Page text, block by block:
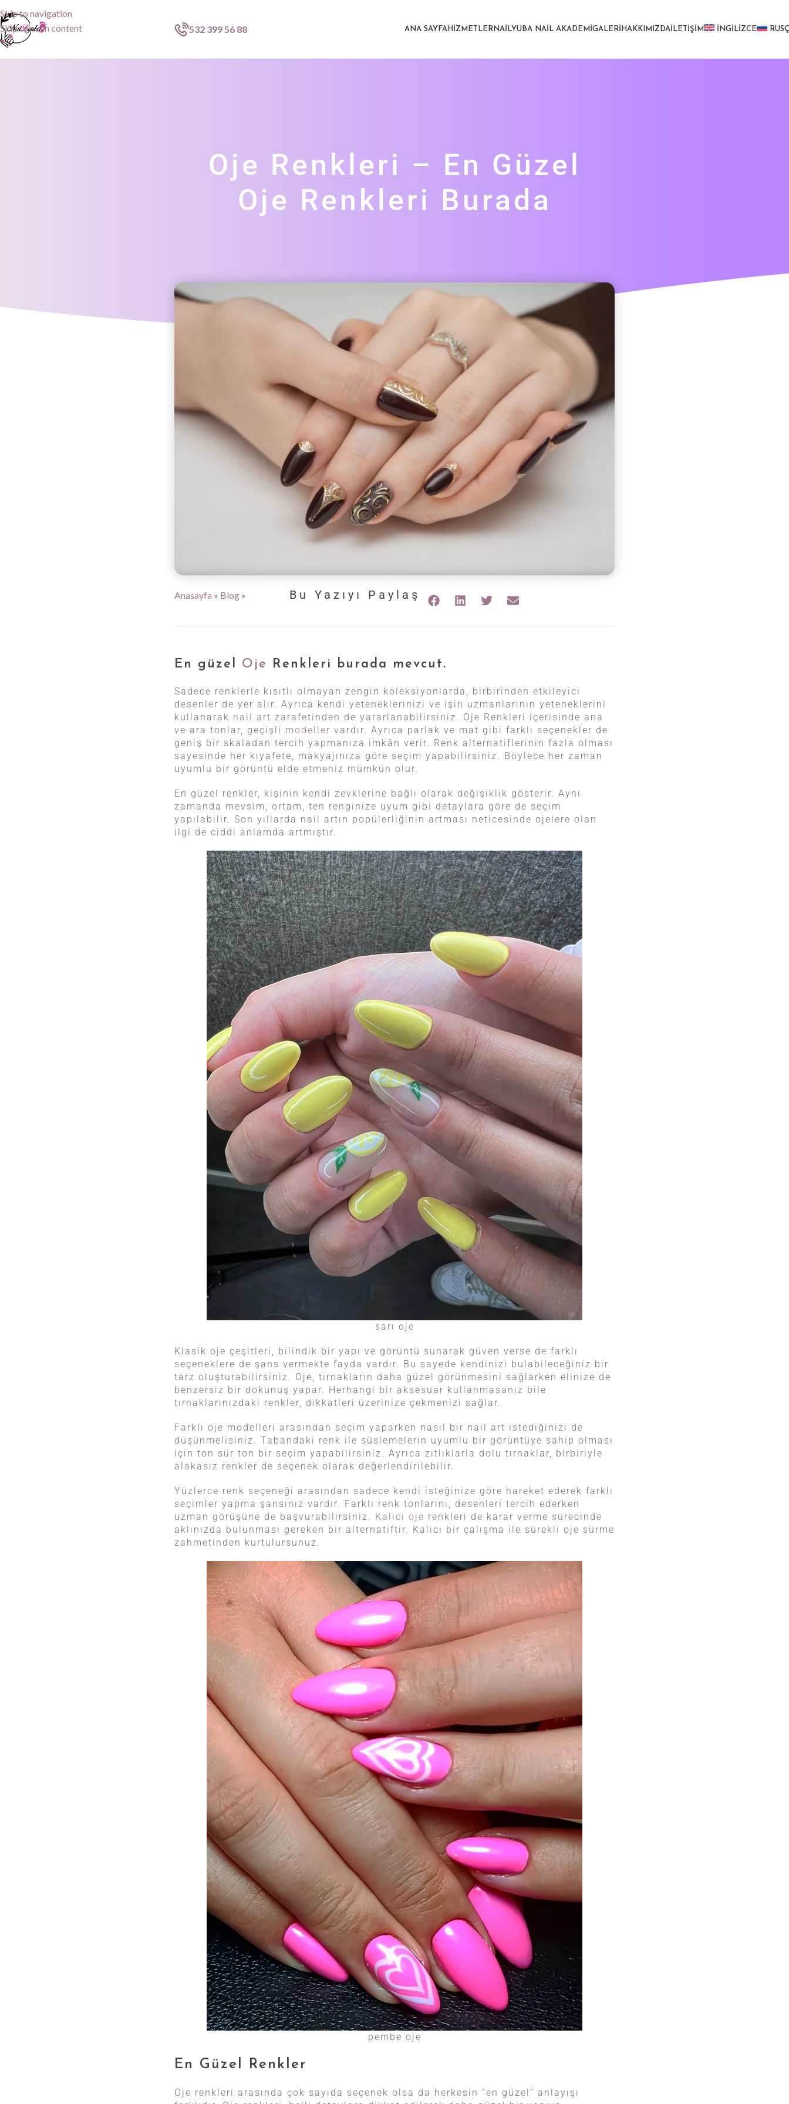
Skip to navigation
Skip to main content
532 399 56 88 ANA SAYFA HIZMETLER NAILYUBA NAIL AKADEMIGALERI HAKKIMIZDA İLETIŞIM İNGILIZCE
Oje Renkleri – En Güzel
Oje Renkleri Burada
Anasayfa » Blog » Bu Yazıyı Paylaş
En güzel Oje Renkleri burada mevcut.
Sadece renklerle kısıtlı olmayan zengin koleksiyonlarda, birbirinden etkileyici
desenler de yer alır. Ayrıca kendi yeteneklerinizi ve işin uzmanlarının yeteneklerini
kullanarak nail art zarafetinden de yararlanabilirsiniz. Oje Renkleri içerisinde ana
ve ara tonlar, geçişli modeller vardır. Ayrıca parlak ve mat gibi farklı seçenekler de
geniş bir skaladan tercih yapmanıza imkân verir. Renk alternatiflerinin fazla olması
sayesinde her kıyafete, makyajınıza göre seçim yapabilirsiniz. Böylece her zaman
uyumlu bir görüntü elde etmeniz mümkün olur.
En güzel renkler, kişinin kendi zevklerine bağlı olarak değişiklik gösterir. Aynı
zamanda mevsim, ortam, ten renginize uyum gibi detaylara göre de seçim
yapılabilir. Son yıllarda nail artın popülerliğinin artması neticesinde ojelere olan
ilgi de ciddi anlamda artmıştır.
sarı oje
Klasik oje çeşitleri, bilindik bir yapı ve görüntü sunarak güven verse de farklı
seçeneklere de şans vermekte fayda vardır. Bu sayede kendinizi bulabileceğiniz bir
tarz oluşturabilirsiniz. Oje, tırnakların daha güzel görünmesini sağlarken elinize de
benzersiz bir dokunuş yapar. Herhangi bir aksesuar kullanmasanız bile
tırnaklarınızdaki renkler, dikkatleri üzerinize çekmenizi sağlar.
Farklı oje modelleri arasından seçim yaparken nasıl bir nail art istediğinizi de
düşünmelisiniz. Tabandaki renk ile süslemelerin uyumlu bir görüntüye sahip olması
için ton sür ton bir seçim yapabilirsiniz. Ayrıca zıtlıklarla dolu tırnaklar, birbiriyle
alakasız renkler de seçenek olarak değerlendirilebilir.
Yüzlerce renk seçeneği arasından sadece kendi isteğinize göre hareket ederek farklı
seçimler yapma şansınız vardır. Farklı renk tonlarını, desenleri tercih ederken
uzman görüşüne de başvurabilirsiniz. Kalıcı oje renkleri de karar verme sürecinde
aklınızda bulunması gereken bir alternatiftir. Kalıcı bir çalışma ile sürekli oje sürme
zahmetinden kurtulursunuz.
pembe oje
En Güzel Renkler
Oje renkleri arasında çok sayıda seçenek olsa da herkesin “en güzel” anlayışı